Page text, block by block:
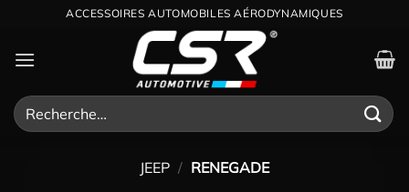
contenu
ACCESSOIRES AUTOMOBILES AÉRODYNAMIQUES
Recherche
pour :
JEEP / RENEGADE